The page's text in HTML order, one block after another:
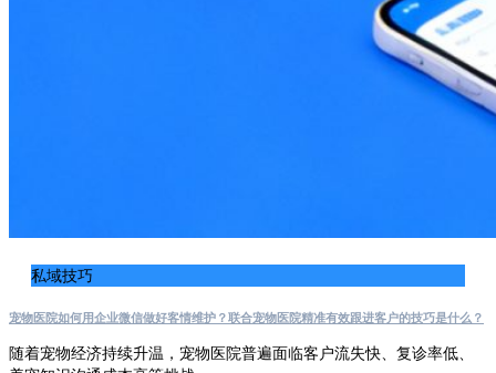
私域技巧
宠物医院如何用企业微信做好客情维护？联合宠物医院精准有效跟进客户的技巧是什么？
随着宠物经济持续升温，宠物医院普遍面临客户流失快、复诊率低、